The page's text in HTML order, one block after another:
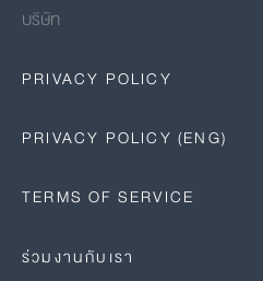
บริษัท
PRIVACY POLICY
PRIVACY POLICY (ENG)
TERMS OF SERVICE
ร่วมงานกับเรา